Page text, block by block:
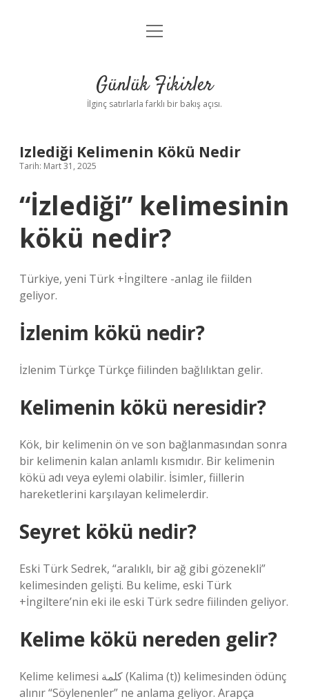
Anasayfa
Yasal Uyarı
menüyü
Günlük Fikirler
İlginç satırlarla farklı bir bakış açısı.
Izlediği Kelimenin Kökü Nedir
Tarih: Mart 31, 2025
“İzlediği” kelimesinin
kökü nedir?
Türkiye, yeni Türk +İngiltere -anlag ile fiilden
geliyor.
İzlenim kökü nedir?
İzlenim Türkçe Türkçe fiilinden bağlılıktan gelir.
Kelimenin kökü neresidir?
Kök, bir kelimenin ön ve son bağlanmasından sonra
bir kelimenin kalan anlamlı kısmıdır. Bir kelimenin
kökü adı veya eylemi olabilir. İsimler, fiillerin
hareketlerini karşılayan kelimelerdir.
Seyret kökü nedir?
Eski Türk Sedrek, “aralıklı, bir ağ gibi gözenekli”
kelimesinden gelişti. Bu kelime, eski Türk
+İngiltere’nin eki ile eski Türk sedre fiilinden geliyor.
Kelime kökü nereden gelir?
Kelime kelimesi كلمة (Kalima (t)) kelimesinden ödünç
alınır “Söylenenler” ne anlama geliyor. Arapça